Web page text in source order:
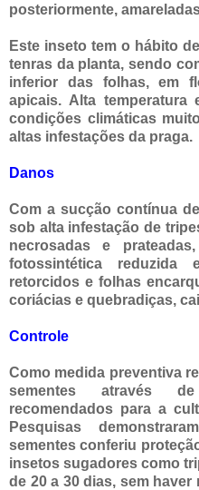
posteriormente,
Este inseto tem o hábito
tenras da planta, sendo
inferior das folhas, em
apicais. Alta
condições climáticas
altas infestações da praga.
Danos
Com a sucção contínua
sob alta infestação de
necrosadas e
fotossintética
retorcidos e folhas
coriácias e quebradiças,
Controle
Como medida preventiva
sementes através
recomendados para a
Pesquisas
sementes conferiu
insetos sugadores como
de 20 a 30 dias, sem